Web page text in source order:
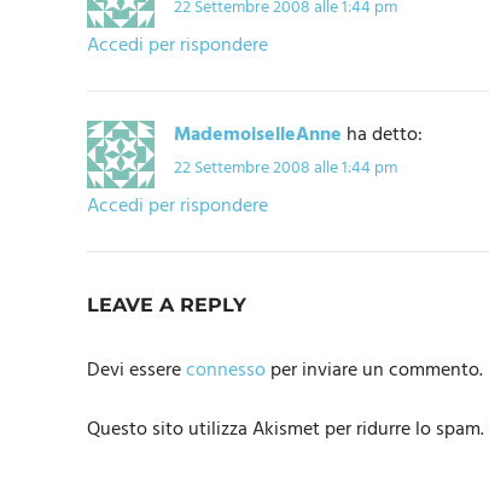
22 Settembre 2008 alle 1:44 pm
Accedi per rispondere
MademoiselleAnne ha detto:
22 Settembre 2008 alle 1:44 pm
Accedi per rispondere
LEAVE A REPLY
Devi essereconnessoper inviare un commento.
Questo sito utilizza Akismet per ridurre lo spam.